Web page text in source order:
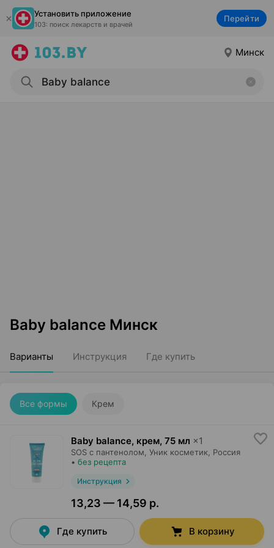
Установить приложение
103: поиск лекарств и врачей
Перейти
Минск
Baby balance Минск
Варианты Инструкция Где купить
Все формы Крем
Baby balance, крем, 75 мл ×1
SOS с пантенолом, Уник косметик , Россия
• без рецепта
Инструкция
13,23 — 14,59 р.
Где купить В корзину